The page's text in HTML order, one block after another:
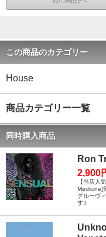
この商品のカテゴリー
House
商品カテゴリー一覧
同時購入商品
Ron
2,900
【当店人
Medicine]
グルーヴ
す!!